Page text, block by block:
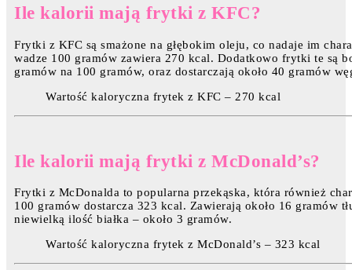
Ile kalorii mają frytki z KFC?
Frytki z KFC są smażone na głębokim oleju, co nadaje im
wadze 100 gramów zawiera 270 kcal. Dodatkowo frytki te są
gramów na 100 gramów, oraz dostarczają około 40 gramów
Wartość kaloryczna frytek z KFC – 270 kcal
Ile kalorii mają frytki z McDonald’s?
Frytki z McDonalda to popularna przekąska, która również
100 gramów dostarcza 323 kcal. Zawierają około 16 gramów
niewielką ilość białka – około 3 gramów.
Wartość kaloryczna frytek z McDonald’s – 323 kcal